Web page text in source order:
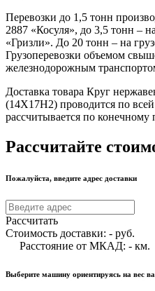
Перевозки до 1,5 тонн
2887 «Косуля», до 3,5 тонн –
«Гризли». До 20 тонн – на
Грузоперевозки объемом
железнодорожным
Доставка товара Круг
(14Х17Н2) проводится по
рассчитывается по конечному
Рассчитайте
Пожалуйста, введите адрес доставки
Рассчитать
Стоимость доставки: - руб.
Расстояние от МКАД: - км.
Выберите машину ориентируясь на вес